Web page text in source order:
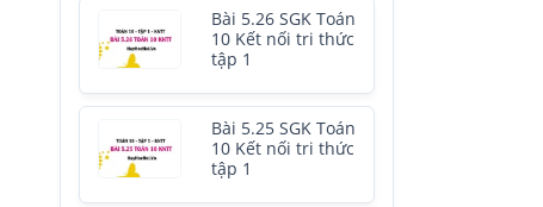
Bài 5.26 SGK Toán
10 Kết nối tri thức
tập 1
Bài 5.25 SGK Toán
10 Kết nối tri thức
tập 1